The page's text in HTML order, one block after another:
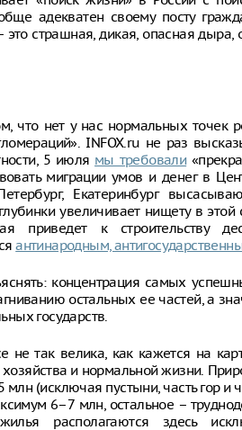
адекватен своему посту
страшная, дикая, опасная дыра,
что нет у нас нормальных точек
INFOX.ru не раз
5 июля мы требовали
миграции умов и денег в
Екатеринбург
увеличивает нищету в этой
приведет к строительству
антинародным,
концентрация самых
остальных ее частей, а
государств.
не так велика, как кажется на
и нормальной жизни.
(исключая пустыни, часть гор и
6–7 млн, остальное –
располагаются здесь